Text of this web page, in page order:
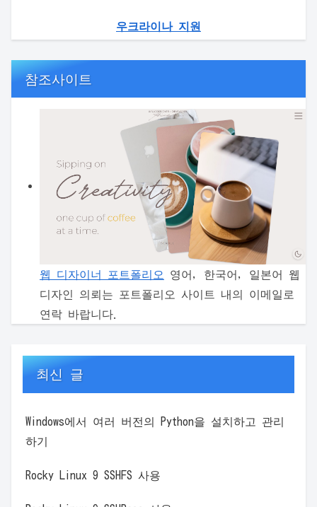
우크라이나 지원
참조사이트
웹 디자이너 포트폴리오
영어, 한국어, 일본어 웹
디자인 의뢰는 포트폴리오 사이트 내의 이메일로
연락 바랍니다.
최신 글
Windows에서 여러 버전의 Python을 설치하고 관리
하기
Rocky Linux 9 SSHFS 사용